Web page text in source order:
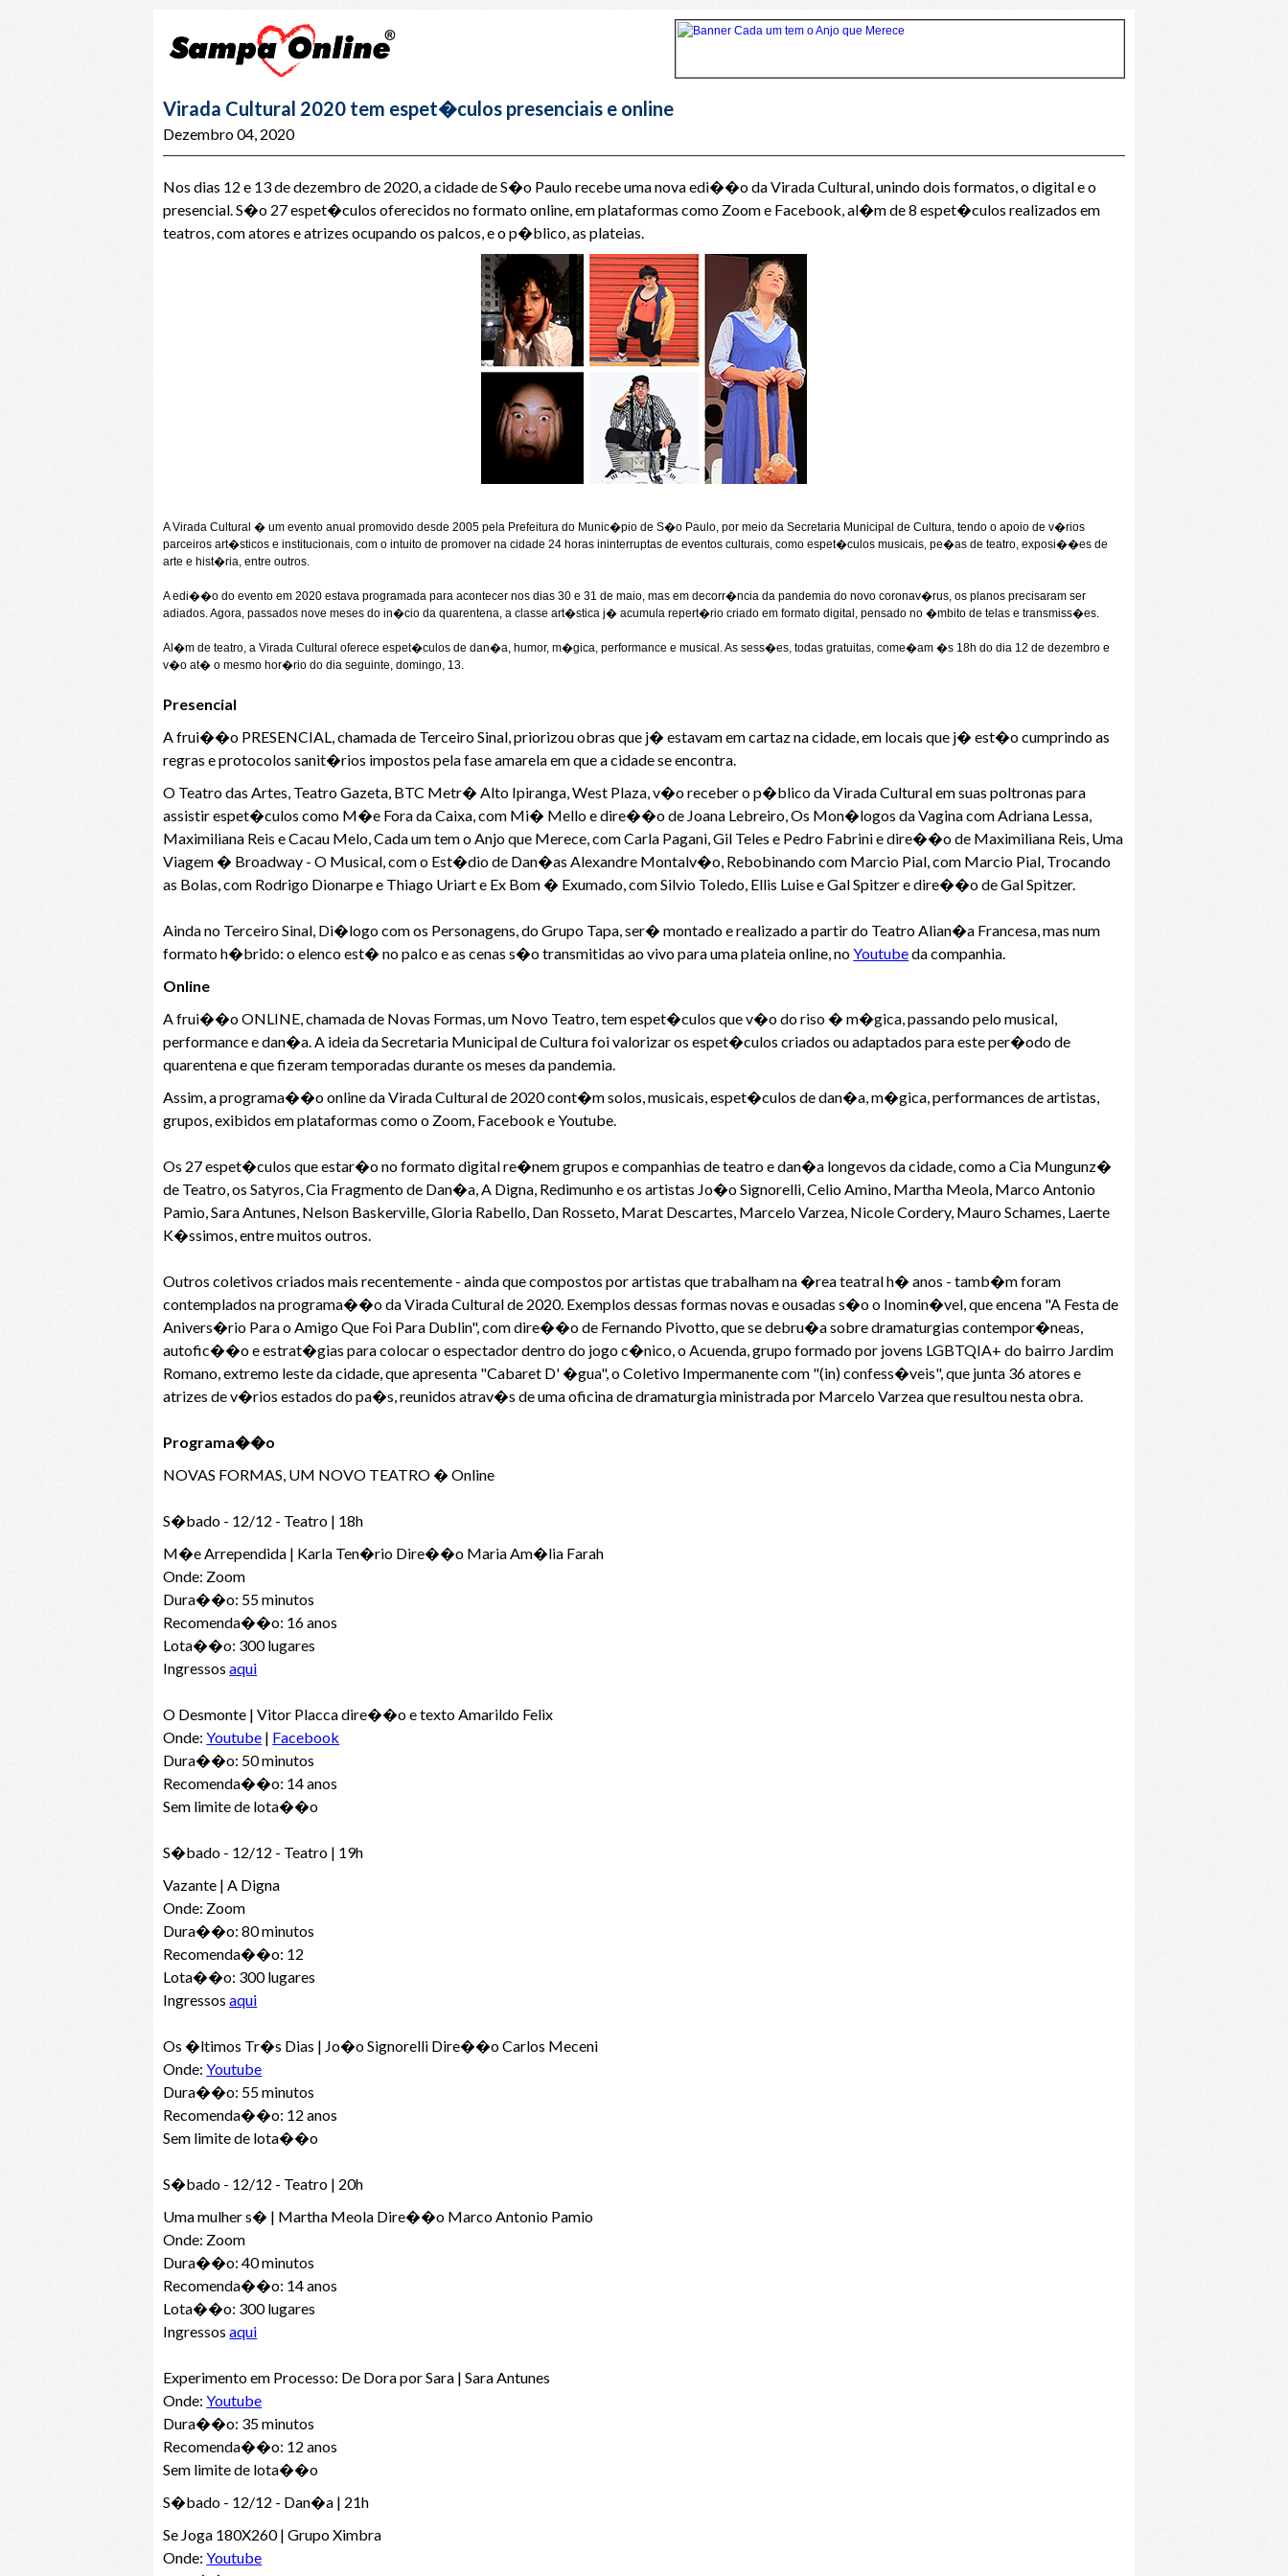
Virada Cultural 2020 tem espet�culos presenciais e online
Dezembro 04, 2020
Nos dias 12 e 13 de dezembro de 2020, a cidade de S�o Paulo recebe uma nova edi��o da Virada Cultural, unindo dois formatos, o digital e o
presencial. S�o 27 espet�culos oferecidos no formato online, em plataformas como Zoom e Facebook, al�m de 8 espet�culos realizados em
teatros, com atores e atrizes ocupando os palcos, e o p�blico, as plateias.
A Virada Cultural � um evento anual promovido desde 2005 pela Prefeitura do Munic�pio de S�o Paulo, por meio da Secretaria Municipal de Cultura, tendo o apoio de v�rios
parceiros art�sticos e institucionais, com o intuito de promover na cidade 24 horas ininterruptas de eventos culturais, como espet�culos musicais, pe�as de teatro, exposi��es de
arte e hist�ria, entre outros.
A edi��o do evento em 2020 estava programada para acontecer nos dias 30 e 31 de maio, mas em decorr�ncia da pandemia do novo coronav�rus, os planos precisaram ser
adiados. Agora, passados nove meses do in�cio da quarentena, a classe art�stica j� acumula repert�rio criado em formato digital, pensado no �mbito de telas e transmiss�es.
Al�m de teatro, a Virada Cultural oferece espet�culos de dan�a, humor, m�gica, performance e musical. As sess�es, todas gratuitas, come�am �s 18h do dia 12 de dezembro e
v�o at� o mesmo hor�rio do dia seguinte, domingo, 13.
Presencial
A frui��o PRESENCIAL, chamada de Terceiro Sinal, priorizou obras que j� estavam em cartaz na cidade, em locais que j� est�o cumprindo as
regras e protocolos sanit�rios impostos pela fase amarela em que a cidade se encontra.
O Teatro das Artes, Teatro Gazeta, BTC Metr� Alto Ipiranga, West Plaza, v�o receber o p�blico da Virada Cultural em suas poltronas para
assistir espet�culos como M�e Fora da Caixa, com Mi� Mello e dire��o de Joana Lebreiro, Os Mon�logos da Vagina com Adriana Lessa,
Maximiliana Reis e Cacau Melo, Cada um tem o Anjo que Merece, com Carla Pagani, Gil Teles e Pedro Fabrini e dire��o de Maximiliana Reis, Uma
Viagem � Broadway - O Musical, com o Est�dio de Dan�as Alexandre Montalv�o, Rebobinando com Marcio Pial, com Marcio Pial, Trocando
as Bolas, com Rodrigo Dionarpe e Thiago Uriart e Ex Bom � Exumado, com Silvio Toledo, Ellis Luise e Gal Spitzer e dire��o de Gal Spitzer.
Ainda no Terceiro Sinal, Di�logo com os Personagens, do Grupo Tapa, ser� montado e realizado a partir do Teatro Alian�a Francesa, mas num
formato h�brido: o elenco est� no palco e as cenas s�o transmitidas ao vivo para uma plateia online, noYoutubeda companhia.
Online
A frui��o ONLINE, chamada de Novas Formas, um Novo Teatro, tem espet�culos que v�o do riso � m�gica, passando pelo musical,
performance e dan�a. A ideia da Secretaria Municipal de Cultura foi valorizar os espet�culos criados ou adaptados para este per�odo de
quarentena e que fizeram temporadas durante os meses da pandemia.
Assim, a programa��o online da Virada Cultural de 2020 cont�m solos, musicais, espet�culos de dan�a, m�gica, performances de artistas,
grupos, exibidos em plataformas como o Zoom, Facebook e Youtube.
Os 27 espet�culos que estar�o no formato digital re�nem grupos e companhias de teatro e dan�a longevos da cidade, como a Cia Mungunz�
de Teatro, os Satyros, Cia Fragmento de Dan�a, A Digna, Redimunho e os artistas Jo�o Signorelli, Celio Amino, Martha Meola, Marco Antonio
Pamio, Sara Antunes, Nelson Baskerville, Gloria Rabello, Dan Rosseto, Marat Descartes, Marcelo Varzea, Nicole Cordery, Mauro Schames, Laerte
K�ssimos, entre muitos outros.
Outros coletivos criados mais recentemente - ainda que compostos por artistas que trabalham na �rea teatral h� anos - tamb�m foram
contemplados na programa��o da Virada Cultural de 2020. Exemplos dessas formas novas e ousadas s�o o Inomin�vel, que encena "A Festa de
Anivers�rio Para o Amigo Que Foi Para Dublin", com dire��o de Fernando Pivotto, que se debru�a sobre dramaturgias contempor�neas,
autofic��o e estrat�gias para colocar o espectador dentro do jogo c�nico, o Acuenda, grupo formado por jovens LGBTQIA+ do bairro Jardim
Romano, extremo leste da cidade, que apresenta "Cabaret D' �gua", o Coletivo Impermanente com "(in) confess�veis", que junta 36 atores e
atrizes de v�rios estados do pa�s, reunidos atrav�s de uma oficina de dramaturgia ministrada por Marcelo Varzea que resultou nesta obra.
Programa��o
NOVAS FORMAS, UM NOVO TEATRO � Online
S�bado - 12/12 - Teatro | 18h
M�e Arrependida | Karla Ten�rio Dire��o Maria Am�lia Farah
Onde: Zoom
Dura��o: 55 minutos
Recomenda��o: 16 anos
Lota��o: 300 lugares
Ingressosaqui
O Desmonte | Vitor Placca dire��o e texto Amarildo Felix
Onde:Youtube | Facebook
Dura��o: 50 minutos
Recomenda��o: 14 anos
Sem limite de lota��o
S�bado - 12/12 - Teatro | 19h
Vazante | A Digna
Onde: Zoom
Dura��o: 80 minutos
Recomenda��o: 12
Lota��o: 300 lugares
Ingressosaqui
Os �ltimos Tr�s Dias | Jo�o Signorelli Dire��o Carlos Meceni
Onde:Youtube
Dura��o: 55 minutos
Recomenda��o: 12 anos
Sem limite de lota��o
S�bado - 12/12 - Teatro | 20h
Uma mulher s� | Martha Meola Dire��o Marco Antonio Pamio
Onde: Zoom
Dura��o: 40 minutos
Recomenda��o: 14 anos
Lota��o: 300 lugares
Ingressosaqui
Experimento em Processo: De Dora por Sara | Sara Antunes
Onde:Youtube
Dura��o: 35 minutos
Recomenda��o: 12 anos
Sem limite de lota��o
S�bado - 12/12 - Dan�a | 21h
Se Joga 180X260 | Grupo Ximbra
Onde:Youtube